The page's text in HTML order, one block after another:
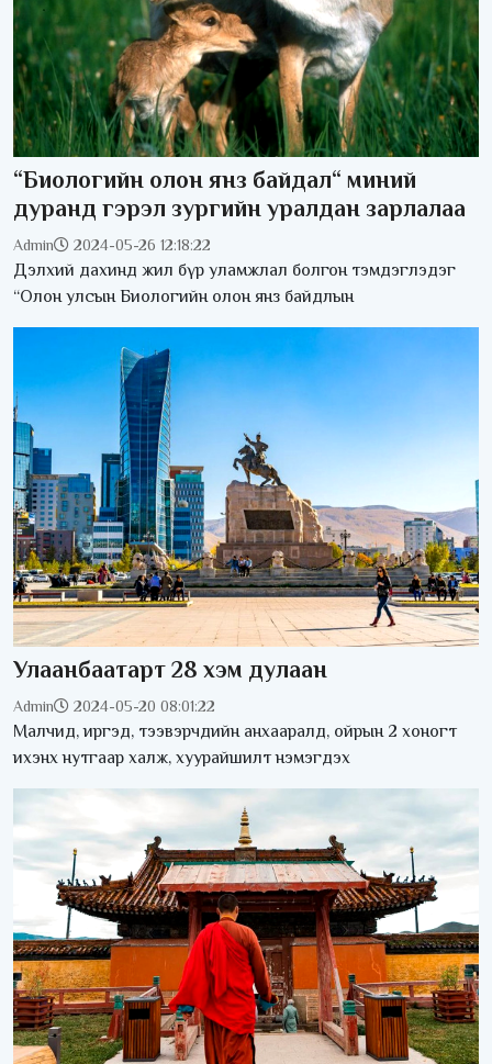
“Биологийн олон янз байдал“ миний
дуранд гэрэл зургийн уралдан зарлалаа
Admin 2024-05-26 12:18:22
Дэлхий дахинд жил бүр уламжлал болгон тэмдэглэдэг
“Олон улсын Биологийн олон янз байдлын
Улаанбаатарт 28 хэм дулаан
Admin 2024-05-20 08:01:22
Малчид, иргэд, тээвэрчдийн анхааралд, ойрын 2 хоногт
ихэнх нутгаар халж, хуурайшилт нэмэгдэх